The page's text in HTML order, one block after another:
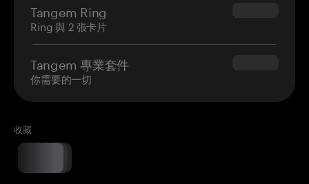
Tangem Ring
Ring 與 2 張卡片
$160.00
Tangem 專業套件
你需要的一切
$180.00
收藏